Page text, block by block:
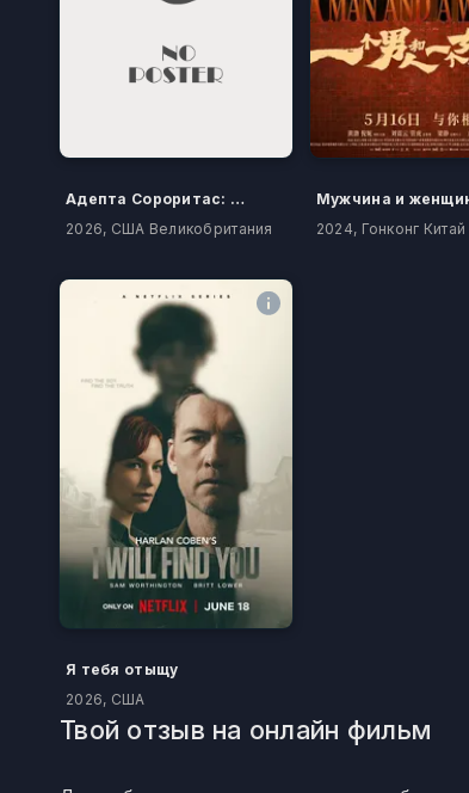
Адепта Сороритас: Покаяние
2026, США Великобритания
Мужчина и
2024, Гонконг Китай
Я тебя отыщу
2026, США
Твой отзыв на онлайн фильм